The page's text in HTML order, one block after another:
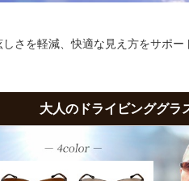
さを軽減、快適な見え方をサポー
大人のドライビンググラ